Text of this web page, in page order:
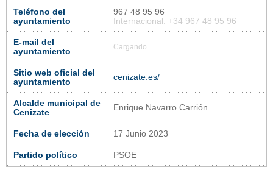
Teléfono del
ayuntamiento
967 48 95 96
Internacional: +34 967 48 95 96
E-mail del
ayuntamiento
Cargando...
Sitio web oficial del
ayuntamiento
cenizate.es/
Alcalde municipal de
Cenizate
Enrique Navarro Carrión
Fecha de elección 17 Junio 2023
Partido político PSOE